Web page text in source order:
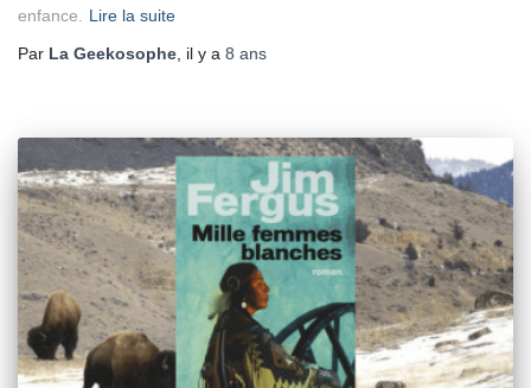
enfance.
Lire la suite
Par La Geekosophe , il y a 8 ans